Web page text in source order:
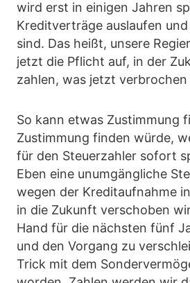
wird erst in einigen Jahren
Kreditverträge auslaufen
sind. Das heißt, unsere
jetzt die Pflicht auf, in der
zahlen, was jetzt
So kann etwas Zustimmung
Zustimmung finden würde,
für den Steuerzahler sofort
Eben eine unumgängliche
wegen der Kreditaufnahme
in die Zukunft verschoben
Hand für die nächsten fünf
und den Vorgang zu
Trick mit dem